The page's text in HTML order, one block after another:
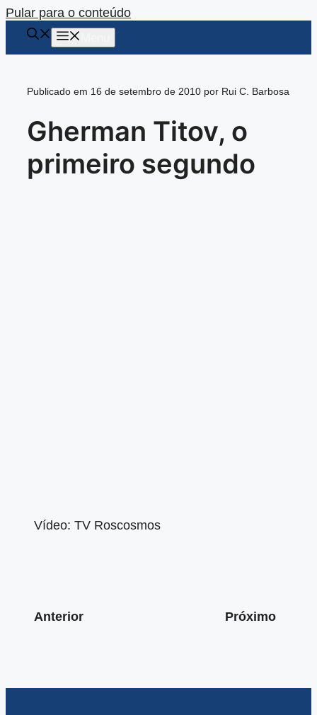
Pular para o conteúdo
Publicado em 16 de setembro de 2010 por Rui C. Barbosa
Gherman Titov, o
primeiro segundo
Vídeo: TV Roscosmos
Anterior Próximo